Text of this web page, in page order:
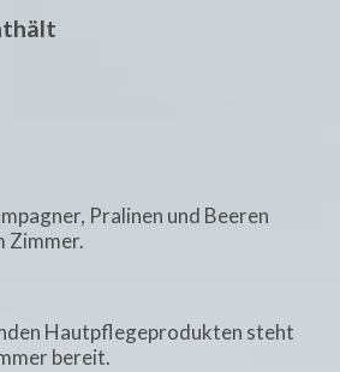
Pralinen und Beeren
Zimmer.
Hautpflegeprodukten steht
bereit.